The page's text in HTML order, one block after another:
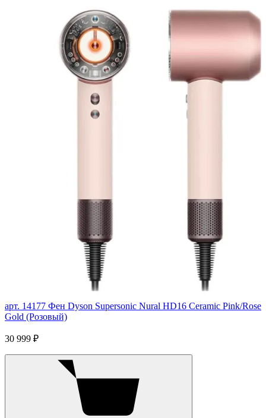
арт. 14177 Фен Dyson Supersonic Nural HD16 Ceramic Pink/Rose
Gold (Розовый)
30 999 ₽